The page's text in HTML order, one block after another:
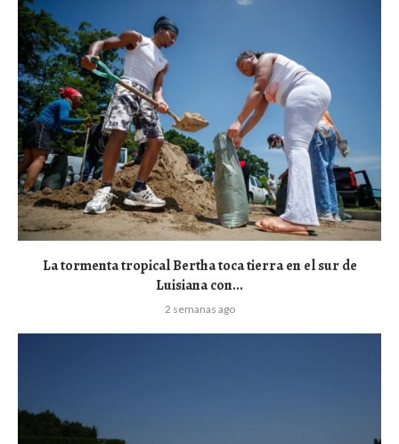
La tormenta tropical Bertha toca tierra en el sur de
Luisiana con...
2 semanas ago